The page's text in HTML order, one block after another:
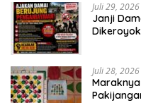
Juli 29, 2026
Janji
Juli 28, 2026